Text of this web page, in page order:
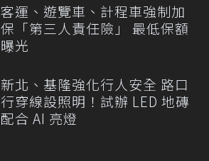
客運、遊覽車、計程車強制加
保「第三人責任險」 最低保額
曝光
新北、基隆強化行人安全 路口
行穿線設照明！試辦 LED 地磚
配合 AI 亮燈